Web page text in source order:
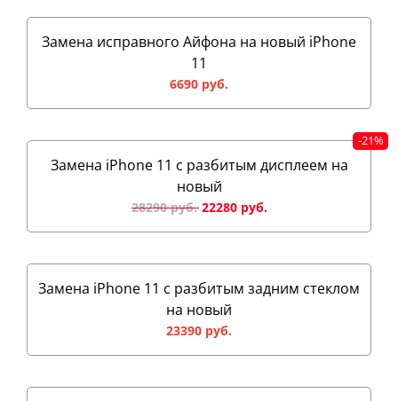
Замена исправного Айфона на новый iPhone
11
6690 руб.
Замена iPhone 11 с разбитым дисплеем на
новый
28290 руб.
Замена iPhone 11 с разбитым задним стеклом
на новый
23390 руб.